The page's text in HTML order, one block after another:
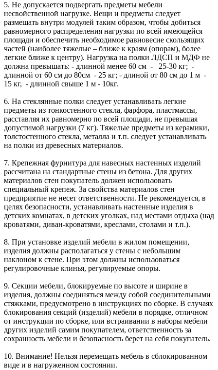
5. Не допускается подвергать предметы мебели
несвойственной нагрузке. Вещи и предметы следует
размещать внутри модулей таким образом, чтобы добиться
равномерного распределения нагрузки по всей имеющейся
площади и обеспечить необходимое равновесие скользящих
частей (наиболее тяжелые – ближе к краям (опорам), более
легкие ближе к центру). Нагрузка на полки ЛДСП и МДФ не
должна превышать: - длинной менее 60 см - 25-30 кг; -
длинной от 60 см до 80см - 25 кг; - длиной от 80 см до 1 м -
15 кг, - длинной свыше 1 м - 10кг.
6. На стеклянные полки следует устанавливать легкие
предметы из тонкостенного стекла, фарфора, пластмассы,
расставляя их равномерно по всей площади, не превышая
допустимой нагрузки (7 кг). Тяжелые предметы из керамики,
толстостенного стекла, металла и т.п. следует устанавливать
на полки из древесных материалов.
7. Крепежная фурнитура для навесных настенных изделий
рассчитана на стандартные стены из бетона. Для других
материалов стен покупатель должен использовать
специальный крепеж. За свойства материалов стен
предприятие не несет ответственности. Не рекомендуется, в
целях безопасности, устанавливать настенные изделия в
детских комнатах, в детских уголках, над местами отдыха (над
кроватями, диван-кроватями, креслами, столами и т.п.).
8. При установке изделий мебели в жилом помещении,
изделия должны располагаться у стены с небольшим
наклоном к стене. При этом должны использоваться
регулировочные клинья, регулируемые опоры.
9. Секции мебели, блокируемые по высоте и ширине в
изделия, должны соединяться между собой соединительными
стяжками, предусмотрено в инструкциях по сборке. В случаях
блокирования секций (изделий) мебели в порядке, отличном
от инструкции по сборке, или встраивании в наборы мебели
других изделий самим покупателем, ответственность за
сохранность мебели и безопасность берет на себя покупатель.
10. Внимание! Нельзя перемещать мебель в сблокированном
виде и в нагруженном состоянии.